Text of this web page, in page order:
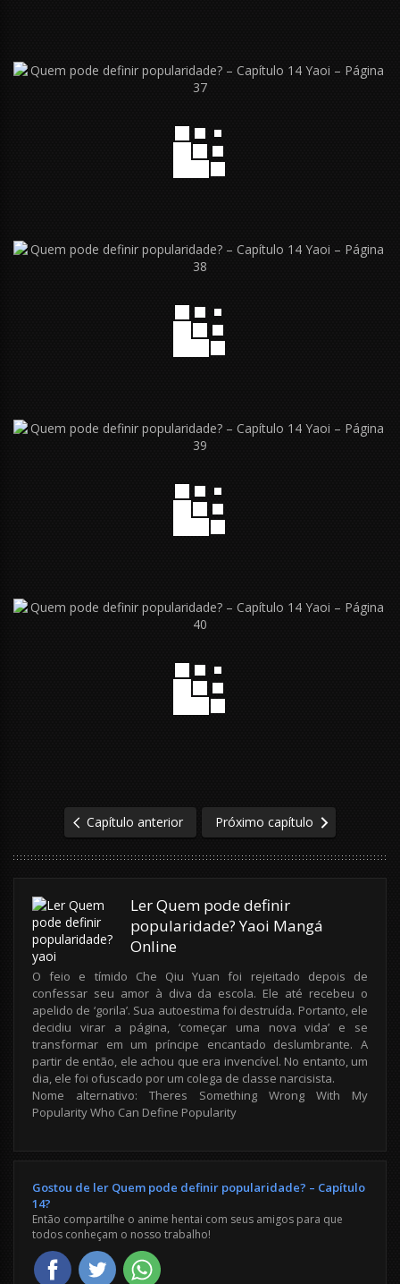
Capítulo anterior Próximo capítulo
Ler Quem pode definir
popularidade? Yaoi Mangá
Online
O feio e tímido Che Qiu Yuan foi rejeitado depois de
confessar seu amor à diva da escola. Ele até recebeu o
apelido de ‘gorila’. Sua autoestima foi destruída. Portanto, ele
decidiu virar a página, ‘começar uma nova vida’ e se
transformar em um príncipe encantado deslumbrante. A
partir de então, ele achou que era invencível. No entanto, um
dia, ele foi ofuscado por um colega de classe narcisista.
Nome alternativo: Theres Something Wrong With My
Popularity Who Can Define Popularity
Gostou de ler Quem pode definir popularidade? – Capítulo
14?
Então compartilhe o anime hentai com seus amigos para que
todos conheçam o nosso trabalho!